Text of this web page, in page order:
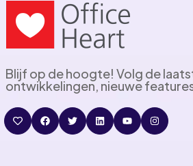
Blijf op de hoogte! Volg de
ontwikkelingen, nieuwe